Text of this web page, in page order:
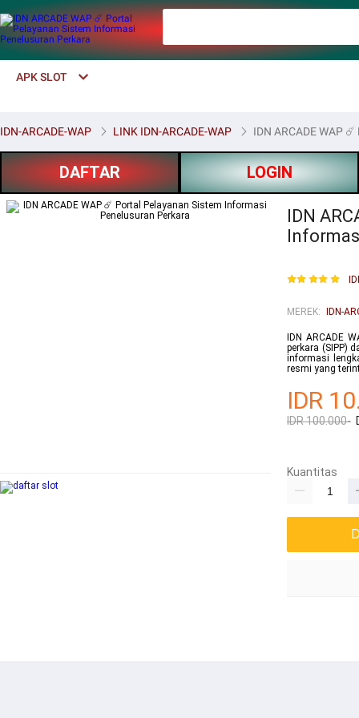
APK SLOT
IDN-ARCADE-WAP LINK IDN-ARCADE-WAP IDN ARCADE WAP
DAFTAR LOGIN
IDN
MEREK: IDN-
IDN ARCADE
perkara (SIPP)
informasi
resmi yang
IDR
IDR 100.000-
Kuantitas